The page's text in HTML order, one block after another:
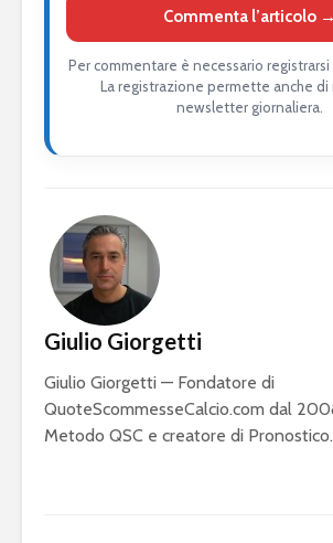
Commenta l’articolo →
Per commentare è necessario
La registrazione permette anche di
newsletter giornaliera.
Giulio Giorgetti
Giulio Giorgetti — Fondatore di
QuoteScommesseCalcio.com dal
Metodo QSC e creatore di